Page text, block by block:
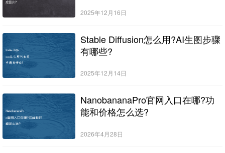
2025年12月16日
Stable Diffusion怎么用?AI生图步骤
有哪些?
2025年12月14日
NanobananaPro官网入口在哪?功
能和价格怎么选?
2026年4月28日